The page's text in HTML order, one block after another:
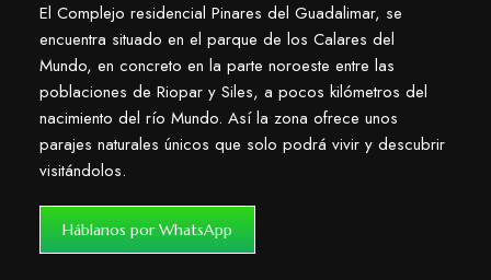
El Complejo residencial Pinares del Guadalimar, se
encuentra situado en el parque de los Calares del
Mundo, en concreto en la parte noroeste entre las
poblaciones de Riopar y Siles, a pocos kilómetros del
nacimiento del río Mundo. Así la zona ofrece unos
parajes naturales únicos que solo podrá vivir y descubrir
visitándolos.
Háblanos por WhatsApp